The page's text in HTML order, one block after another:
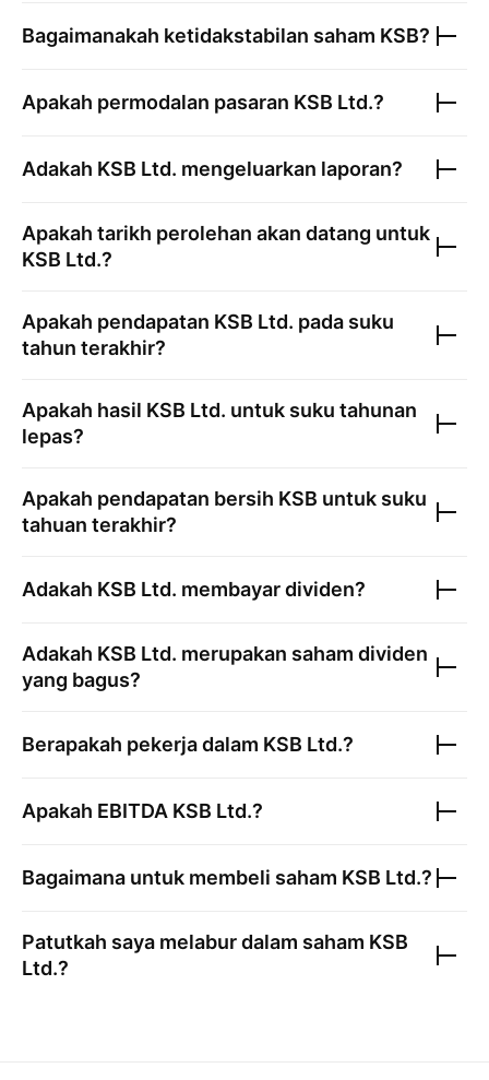
Bagaimanakah ketidakstabilan saham KSB?
Apakah permodalan pasaran KSB Ltd.?
Adakah KSB Ltd. mengeluarkan laporan?
Apakah tarikh perolehan akan datang untuk
KSB Ltd.?
Apakah pendapatan KSB Ltd. pada suku
tahun terakhir?
Apakah hasil KSB Ltd. untuk suku tahunan
lepas?
Apakah pendapatan bersih KSB untuk suku
tahuan terakhir?
Adakah KSB Ltd. membayar dividen?
Adakah KSB Ltd. merupakan saham dividen
yang bagus?
Berapakah pekerja dalam KSB Ltd.?
Apakah EBITDA KSB Ltd.?
Bagaimana untuk membeli saham KSB Ltd.?
Patutkah saya melabur dalam saham KSB
Ltd.?